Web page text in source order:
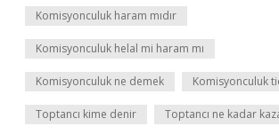
Komisyonculuk haram mıdır
Komisyonculuk helal mi haram mı
Komisyonculuk ne demek Komisyonculuk
Toptancı kime denir Toptancı ne kadar